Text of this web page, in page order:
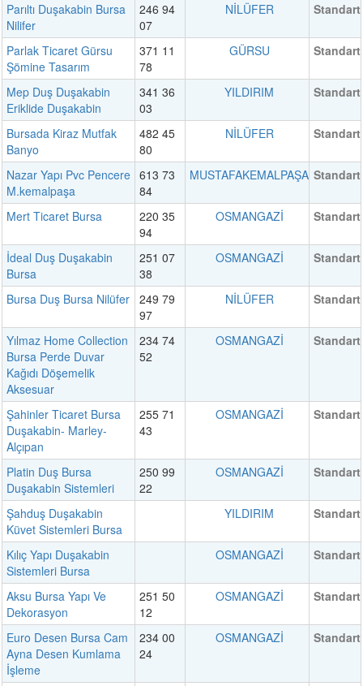
Parıltı Duşakabin Bursa
Nilifer
246 94
07
NİLÜFER Standart
Parlak Ticaret Gürsu
Şömine Tasarım
371 11
78
GÜRSU Standart
Mep Duş Duşakabin
Eriklide Duşakabin
341 36
03
YILDIRIM Standart
Bursada Kiraz Mutfak
Banyo
482 45
80
NİLÜFER Standart
Nazar Yapı Pvc Pencere
M.kemalpaşa
613 73
84
MUSTAFAKEMALPAŞA Standart
Mert Ticaret Bursa
220 35
94
OSMANGAZİ Standart
İdeal Duş Duşakabin
Bursa
251 07
38
OSMANGAZİ Standart
Bursa Duş Bursa Nilüfer 249 79
97
NİLÜFER Standart
Yılmaz Home Collection
Bursa Perde Duvar
Kağıdı Döşemelik
Aksesuar
234 74
52
OSMANGAZİ Standart
Şahinler Ticaret Bursa
Duşakabin- Marley-
Alçıpan
255 71
43
OSMANGAZİ Standart
Platin Duş Bursa
Duşakabin Sistemleri
250 99
22
OSMANGAZİ Standart
Şahduş Duşakabin
Küvet Sistemleri Bursa
YILDIRIM Standart
Kılıç Yapı Duşakabin
Sistemleri Bursa
OSMANGAZİ Standart
Aksu Bursa Yapı Ve
Dekorasyon
251 50
12
OSMANGAZİ Standart
Euro Desen Bursa Cam
Ayna Desen Kumlama
İşleme
234 00
24
OSMANGAZİ Standart